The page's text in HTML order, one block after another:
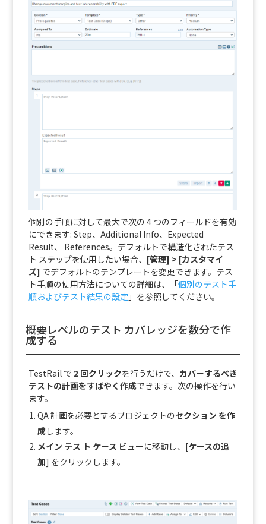
個別の手順に対して最大で次の 4 つのフィールドを有効
にできます: Step、Additional Info、Expected
Result、 References。デフォルトで構造化されたテス
ト ステップを使用したい場合、 [管理] > [カスタマイ
ズ] でデフォルトのテンプレートを変更できます。テス
ト手順の使用方法についての詳細は、「個別のテスト手
順およびテスト結果の設定 」を参照してください。
概要レベルのテスト カバレッジを数分で作
成する
TestRail で 2 回クリックを行うだけで、 カバーするべき
テストの計画をすばやく作成できます。次の操作を行い
ます。
QA 計画を必要とするプロジェクトのセクション を作
成します。
メイン テス ト ケース ビューに移動し、[ケースの追
加] をクリックします。